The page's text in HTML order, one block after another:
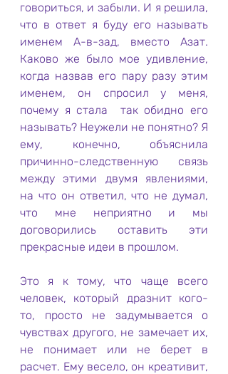
говориться, и забыли. И я решила,
что в ответ я буду его называть
именем А-в-зад, вместо Азат.
Каково же было мое удивление,
когда назвав его пару разу этим
именем, он спросил у меня,
почему я стала  так обидно его
называть? Неужели не понятно? Я
ему, конечно, объяснила
причинно-следственную связь
между этими двумя явлениями,
на что он ответил, что не думал,
что мне неприятно и мы
договорились оставить эти
прекрасные идеи в прошлом.
Это я к тому, что чаще всего
человек, который дразнит кого-
то, просто не задумывается о
чувствах другого, не замечает их,
не понимает или не берет в
расчет. Ему весело, он креативит,